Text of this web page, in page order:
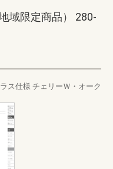
域限定商品） 280-
ス仕様 チェリーＷ・オーク